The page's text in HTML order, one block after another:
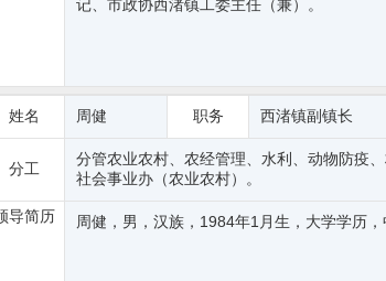
记、市政协西渚镇工委主任（兼）。
姓名 周健 职务 西渚镇副镇长
分工
分管农业农村、农经管理、水利、动物防疫
社会事业办（农业农村）。
导简历 周健，男，汉族，1984年1月生，大学学历，